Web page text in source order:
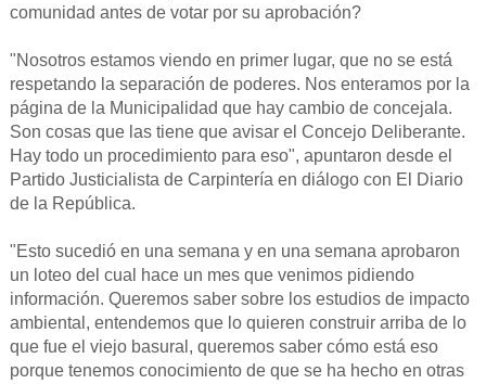
comunidad antes de votar por su aprobación?
"Nosotros estamos viendo en primer lugar, que no se está
respetando la separación de poderes. Nos enteramos por la
página de la Municipalidad que hay cambio de concejala.
Son cosas que las tiene que avisar el Concejo Deliberante.
Hay todo un procedimiento para eso", apuntaron desde el
Partido Justicialista de Carpintería en diálogo con El Diario
de la República.
"Esto sucedió en una semana y en una semana aprobaron
un loteo del cual hace un mes que venimos pidiendo
información. Queremos saber sobre los estudios de impacto
ambiental, entendemos que lo quieren construir arriba de lo
que fue el viejo basural, queremos saber cómo está eso
porque tenemos conocimiento de que se ha hecho en otras